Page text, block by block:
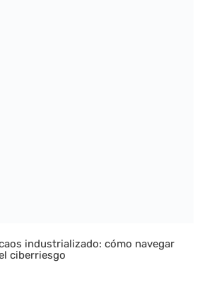
industrializado: cómo navegar
ciberriesgo